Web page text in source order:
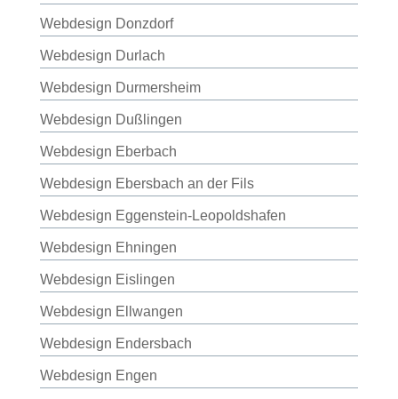
Webdesign Donzdorf
Webdesign Durlach
Webdesign Durmersheim
Webdesign Dußlingen
Webdesign Eberbach
Webdesign Ebersbach an der Fils
Webdesign Eggenstein-Leopoldshafen
Webdesign Ehningen
Webdesign Eislingen
Webdesign Ellwangen
Webdesign Endersbach
Webdesign Engen